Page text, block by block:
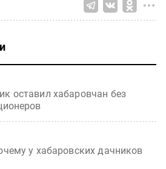
оставил хабаровчан без
у хабаровских дачников